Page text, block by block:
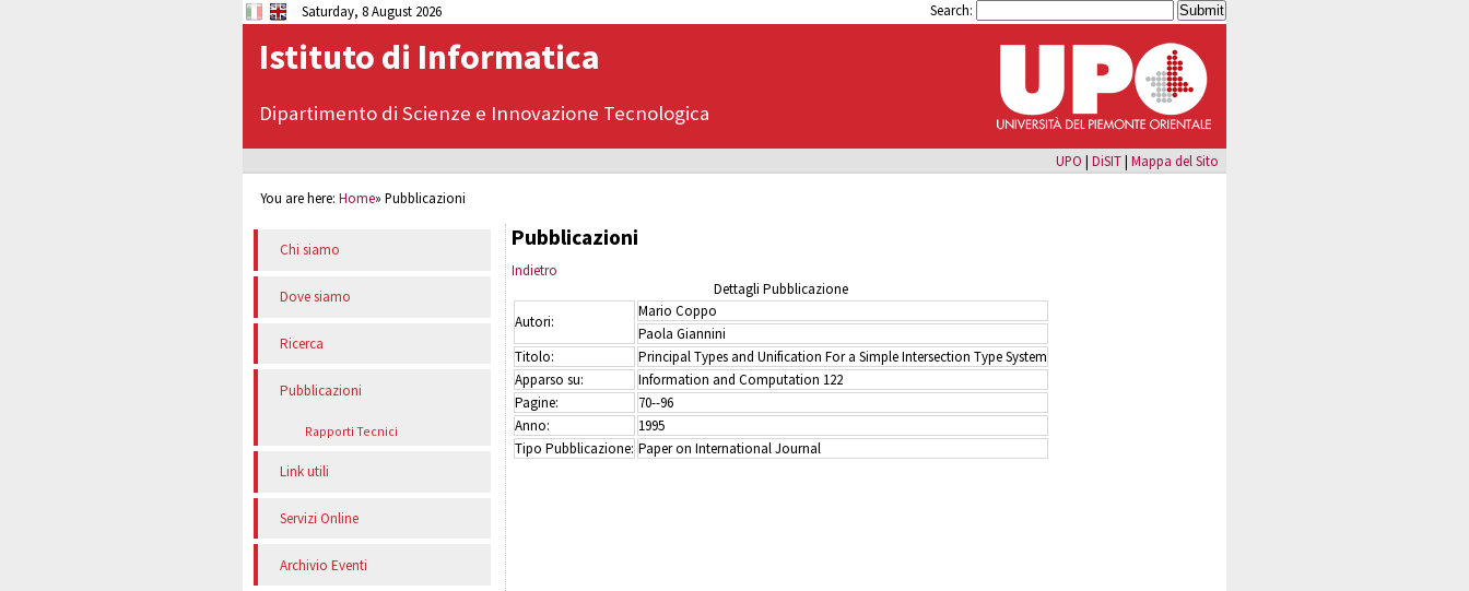
Saturday, 8 August 2026 Search:
Istituto di Informatica
Dipartimento di Scienze e Innovazione Tecnologica
UPO | DiSIT| Mappa del Sito
You are here:Home»Pubblicazioni
Chi siamo
Dove siamo
Ricerca
Pubblicazioni
Rapporti Tecnici
Link utili
Servizi Online
Archivio Eventi
Pubblicazioni
Indietro
Dettagli Pubblicazione
Autori:
Mario Coppo
Paola Giannini
Titolo:
Principal Types and Unification For a Simple Intersection Type System
Apparso su:
Information and Computation 122
Pagine:
70--96
Anno:
1995
Tipo Pubblicazione: Paper on International Journal